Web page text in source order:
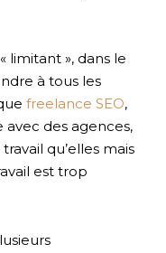
limitant », dans le
à tous les
freelance SEO,
des agences,
qu’elles mais
est trop